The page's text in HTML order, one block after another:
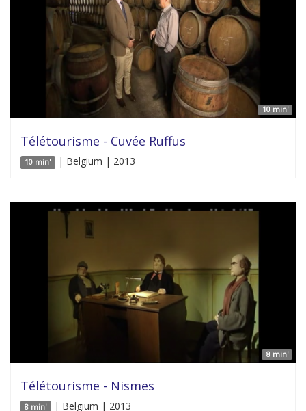
10 min'
Télétourisme - Cuvée Ruffus
10 min' | Belgium | 2013
8 min'
Télétourisme - Nismes
8 min' | Belgium | 2013